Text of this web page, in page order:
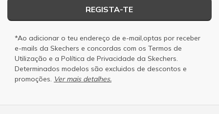
REGISTA-TE
*Ao adicionar o teu endereço de e-mail,optas por receber
e-mails da Skechers e concordas com os Termos de
Utilização e a Política de Privacidade da Skechers.
Determinados modelos são excluidos de descontos e
promoções. Ver mais detalhes.